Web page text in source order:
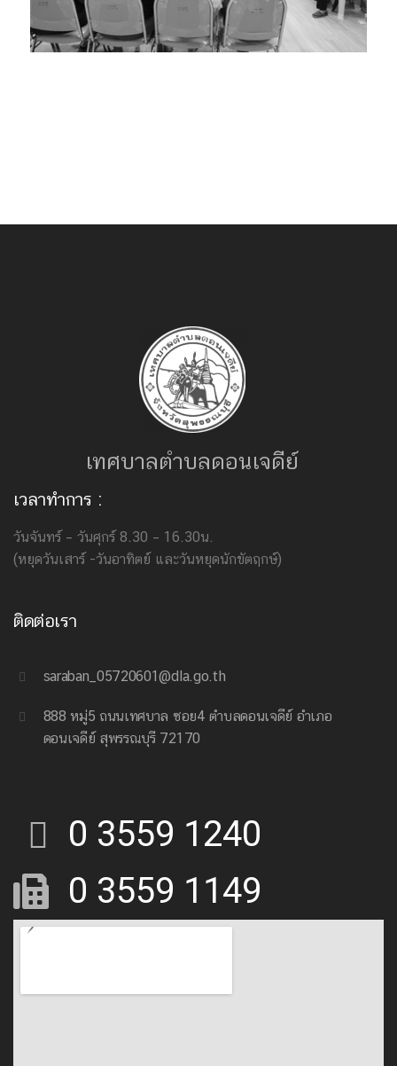
เทศบาลตำบลดอนเจดีย์
เวลาทำการ :
วันจันทร์ – วันศุกร์ 8.30 – 16.30น.
(หยุดวันเสาร์ -วันอาทิตย์ และวันหยุดนักขัตฤกษ์)
ติดต่อเรา
saraban_05720601@dla.go.th
888 หมู่5 ถนนเทศบาล ซอย4 ตำบลดอนเจดีย์ อำเภอ
ดอนเจดีย์ สุพรรณบุรี 72170
0 3559 1240
0 3559 1149